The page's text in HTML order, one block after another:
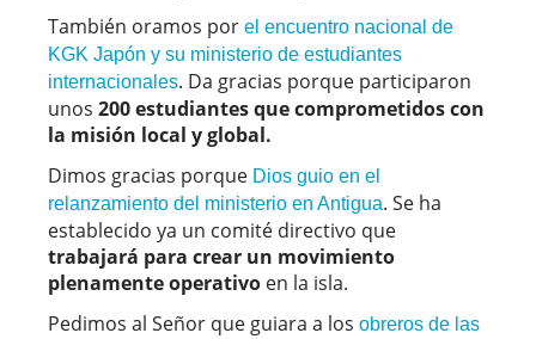
También oramos por el encuentro nacional de
KGK Japón y su ministerio de estudiantes
internacionales. Da gracias porque participaron
unos 200 estudiantes que comprometidos con
la misión local y global.
Dimos gracias porque Dios guio en el
relanzamiento del ministerio en Antigua. Se ha
establecido ya un comité directivo que
trabajará para crear un movimiento
plenamente operativo en la isla.
Pedimos al Señor que guiara a los obreros de las